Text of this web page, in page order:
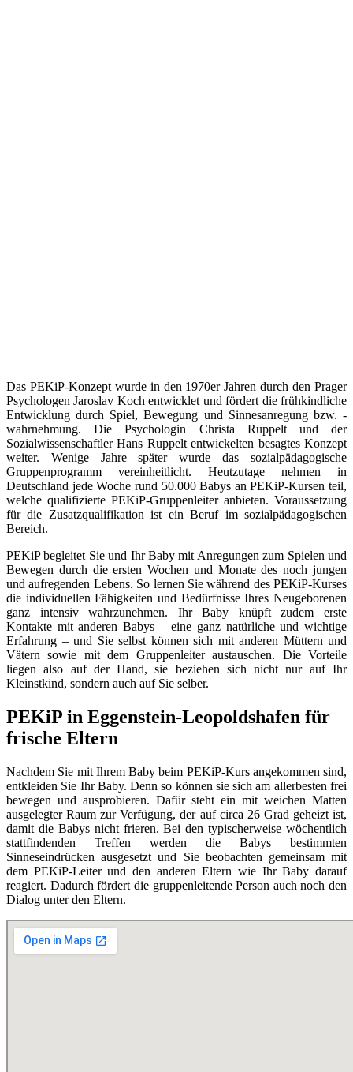
Das PEKiP-Konzept wurde in den 1970er Jahren durch den Prager
Psychologen Jaroslav Koch entwicklet und fördert die frühkindliche
Entwicklung durch Spiel, Bewegung und Sinnesanregung bzw. -
wahrnehmung. Die Psychologin Christa Ruppelt und der
Sozialwissenschaftler Hans Ruppelt entwickelten besagtes Konzept
weiter. Wenige Jahre später wurde das sozialpädagogische
Gruppenprogramm vereinheitlicht. Heutzutage nehmen in
Deutschland jede Woche rund 50.000 Babys an PEKiP-Kursen teil,
welche qualifizierte PEKiP-Gruppenleiter anbieten. Voraussetzung
für die Zusatzqualifikation ist ein Beruf im sozialpädagogischen
Bereich.
PEKiP begleitet Sie und Ihr Baby mit Anregungen zum Spielen und
Bewegen durch die ersten Wochen und Monate des noch jungen
und aufregenden Lebens. So lernen Sie während des PEKiP-Kurses
die individuellen Fähigkeiten und Bedürfnisse Ihres Neugeborenen
ganz intensiv wahrzunehmen. Ihr Baby knüpft zudem erste
Kontakte mit anderen Babys – eine ganz natürliche und wichtige
Erfahrung – und Sie selbst können sich mit anderen Müttern und
Vätern sowie mit dem Gruppenleiter austauschen. Die Vorteile
liegen also auf der Hand, sie beziehen sich nicht nur auf Ihr
Kleinstkind, sondern auch auf Sie selber.
PEKiP in Eggenstein-Leopoldshafen für
frische Eltern
Nachdem Sie mit Ihrem Baby beim PEKiP-Kurs angekommen sind,
entkleiden Sie Ihr Baby. Denn so können sie sich am allerbesten frei
bewegen und ausprobieren. Dafür steht ein mit weichen Matten
ausgelegter Raum zur Verfügung, der auf circa 26 Grad geheizt ist,
damit die Babys nicht frieren. Bei den typischerweise wöchentlich
stattfindenden Treffen werden die Babys bestimmten
Sinneseindrücken ausgesetzt und Sie beobachten gemeinsam mit
dem PEKiP-Leiter und den anderen Eltern wie Ihr Baby darauf
reagiert. Dadurch fördert die gruppenleitende Person auch noch den
Dialog unter den Eltern.